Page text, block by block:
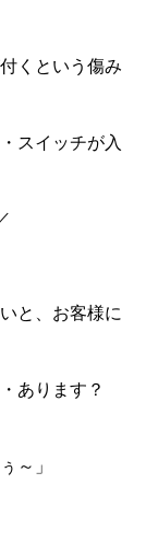
くという傷み
スイッチが入
と、お客様に
あります？
～」